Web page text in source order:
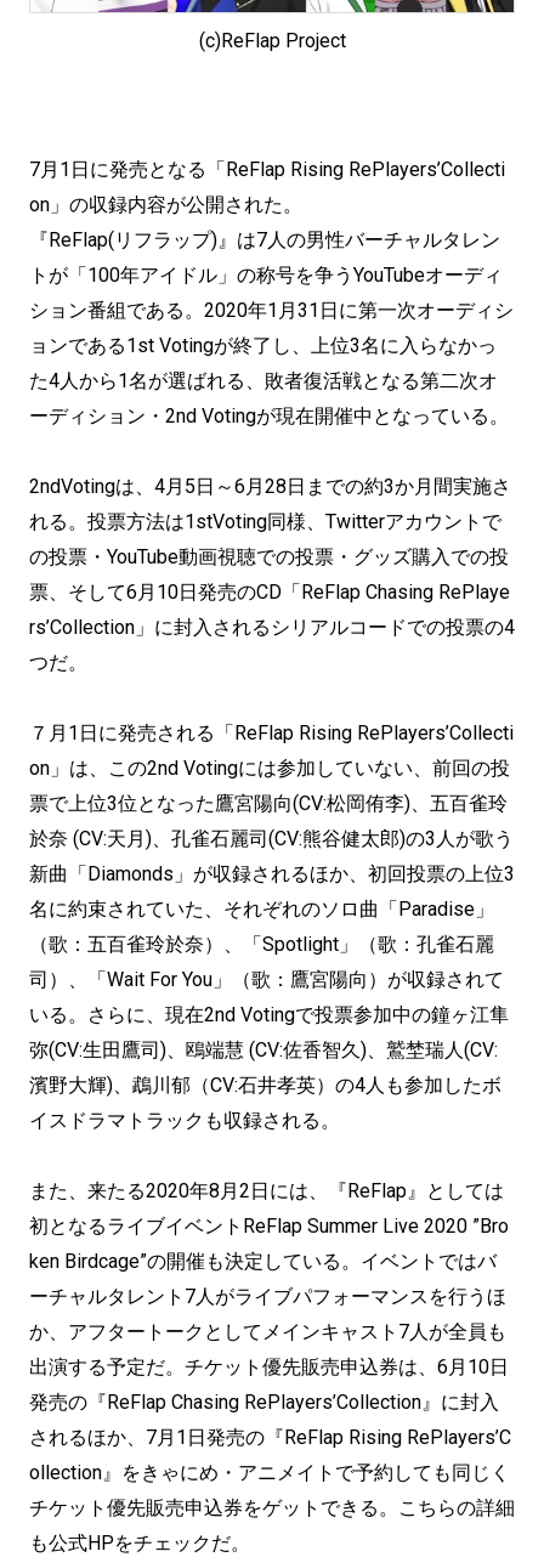
(c)ReFlap Project
7月1日に発売となる「ReFlap Rising RePlayers’Collecti
on」の収録内容が公開された。
『ReFlap(リフラップ)』は7人の男性バーチャルタレン
トが「100年アイドル」の称号を争うYouTubeオーディ
ション番組である。2020年1月31日に第一次オーディシ
ョンである1st Votingが終了し、上位3名に入らなかっ
た4人から1名が選ばれる、敗者復活戦となる第二次オ
ーディション・2nd Votingが現在開催中となっている。
2ndVotingは、4月5日～6月28日までの約3か月間実施さ
れる。投票方法は1stVoting同様、Twitterアカウントで
の投票・YouTube動画視聴での投票・グッズ購入での投
票、そして6月10日発売のCD「ReFlap Chasing RePlaye
rs’Collection」に封入されるシリアルコードでの投票の4
つだ。
７月1日に発売される「ReFlap Rising RePlayers’Collecti
on」は、この2nd Votingには参加していない、前回の投
票で上位3位となった鷹宮陽向(CV:松岡侑李)、五百雀玲
於奈 (CV:天月)、孔雀石麗司(CV:熊谷健太郎)の3人が歌う
新曲「Diamonds」が収録されるほか、初回投票の上位3
名に約束されていた、それぞれのソロ曲「Paradise」
（歌：五百雀玲於奈）、「Spotlight」（歌：孔雀石麗
司）、「Wait For You」（歌：鷹宮陽向）が収録されて
いる。さらに、現在2nd Votingで投票参加中の鐘ヶ江隼
弥(CV:生田鷹司)、鴎端慧 (CV:佐香智久)、鷲埜瑞人(CV:
濱野大輝)、鵡川郁（CV:石井孝英）の4人も参加したボ
イスドラマトラックも収録される。
また、来たる2020年8月2日には、『ReFlap』としては
初となるライブイベントReFlap Summer Live 2020 ”Bro
ken Birdcage”の開催も決定している。イベントではバ
ーチャルタレント7人がライブパフォーマンスを行うほ
か、アフタートークとしてメインキャスト7人が全員も
出演する予定だ。チケット優先販売申込券は、6月10日
発売の『ReFlap Chasing RePlayers’Collection』に封入
されるほか、7月1日発売の『ReFlap Rising RePlayers’C
ollection』をきゃにめ・アニメイトで予約しても同じく
チケット優先販売申込券をゲットできる。こちらの詳細
も公式HPをチェックだ。